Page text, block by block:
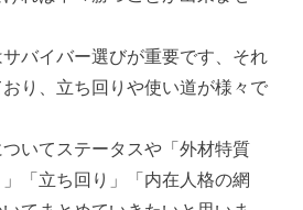
バイバー選びが重要です、それ
り、立ち回りや使い道が様々で
いてステータスや「外材特質
」「立ち回り」「内在人格の網